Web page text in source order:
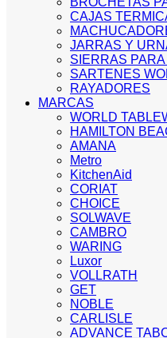
CAJAS
JARRAS Y
SIERRAS
SARTENES
RAYADORES
MARCAS
WORLD
HAMILTON
AMANA
Metro
KitchenAid
CORIAT
CHOICE
SOLWAVE
CAMBRO
WARING
Luxor
VOLLRATH
GET
NOBLE
CARLISLE
ADVANCE